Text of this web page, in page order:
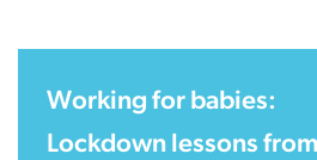
Working for babies:
Lockdown lessons